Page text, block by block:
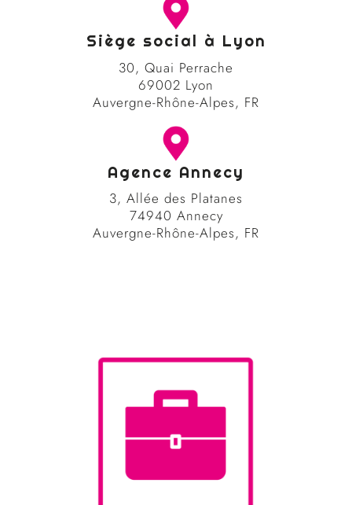
Siège social à Lyon
30, Quai Perrache
69002 Lyon
Auvergne-Rhône-Alpes, FR
Agence Annecy
3, Allée des Platanes
74940 Annecy
Auvergne-Rhône-Alpes, FR